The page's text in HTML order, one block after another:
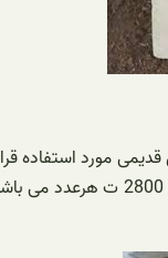
نماهای قدیمی مورد
گفت که بیشتر این محصولات با ابعاد